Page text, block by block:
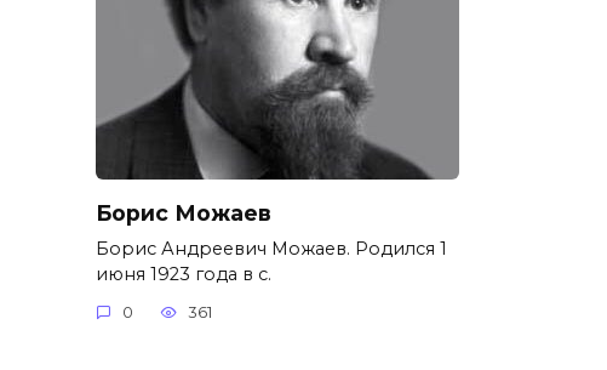
Борис Можаев
Борис Андреевич Можаев. Родился 1
июня 1923 года в с.
0 361